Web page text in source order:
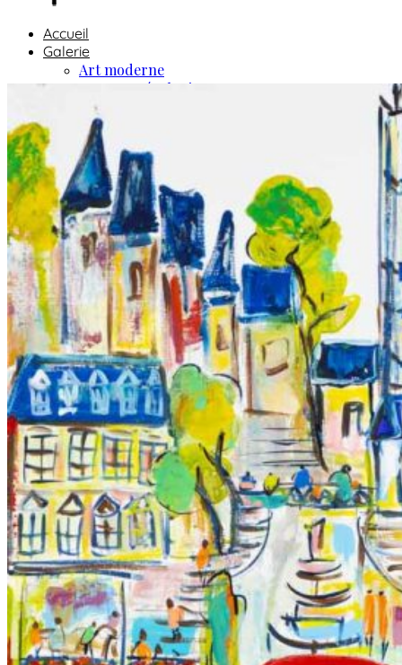
Accueil
Galerie
Art moderne
Nature et écologie
Regards urbains
Regards lointains
La mer
L’artiste
Boutique
Reproductions numériques
Tirages d’arts
Chèques cadeaux
Livres
Actualités
Expositions
Vidéos
Partenariat
Contact
Panier (0)
No products in the cart.